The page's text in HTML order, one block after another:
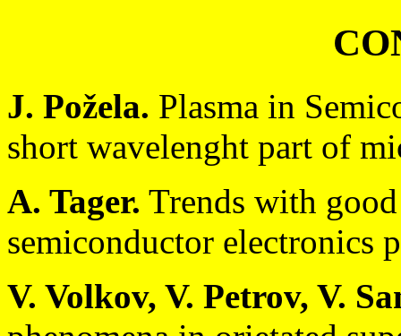
J. Požela. Plasma in
short wavelenght part of
A. Tager. Trends with
semiconductor electronics
V. Volkov, V. Petrov, V.